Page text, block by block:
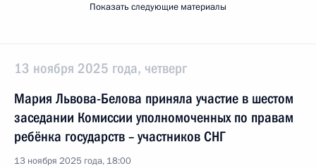
Показать следующие материалы
13 ноября 2025 года, четверг
Мария Львова-Белова приняла участие в шестом
заседании Комиссии уполномоченных по правам
ребёнка государств – участников СНГ
13 ноября 2025 года, 18:00